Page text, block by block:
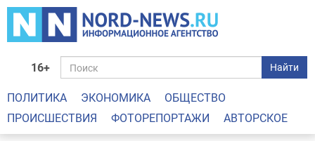
16+ Найти
ПОЛИТИКА ЭКОНОМИКА
ОБЩЕСТВО
ПРОИСШЕСТВИЯ
ФОТОРЕПОРТАЖИ АВТОРСКОЕ